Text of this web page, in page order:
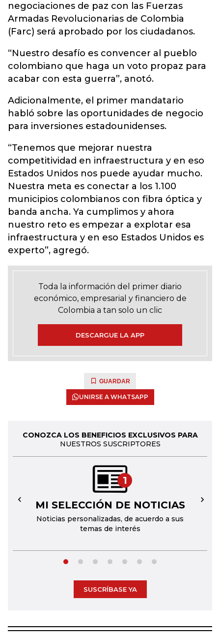
negociaciones de paz con las Fuerzas
Armadas Revolucionarias de Colombia
(Farc) será aprobado por los ciudadanos.
“Nuestro desafío es convencer al pueblo
colombiano que haga un voto propaz para
acabar con esta guerra”, anotó.
Adicionalmente, el primer mandatario
habló sobre las oportunidades de negocio
para inversiones estadounidenses.
“Tenemos que mejorar nuestra
competitividad en infraestructura y en eso
Estados Unidos nos puede ayudar mucho.
Nuestra meta es conectar a los 1.100
municipios colombianos con fibra óptica y
banda ancha. Ya cumplimos y ahora
nuestro reto es empezar a explotar esa
infraestructura y en eso Estados Unidos es
experto”, agregó.
Toda la información del primer diario
económico, empresarial y financiero de
Colombia a tan solo un clic
DESCARGUE LA APP
GUARDAR
UNIRSE A WHATSAPP
CONOZCA LOS BENEFICIOS EXCLUSIVOS PARA
NUESTROS SUSCRIPTORES
1
MI SELECCIÓN DE NOTICIAS
Noticias personalizadas, de acuerdo a sus
temas de interés
← →
SUSCRÍBASE YA